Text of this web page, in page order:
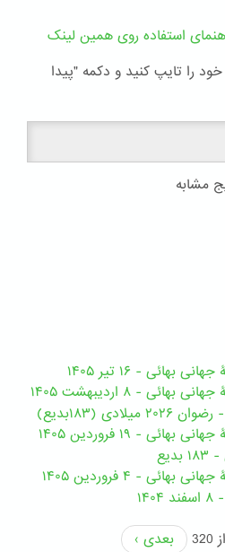
استفاده روی همین لینک
را تایپ کنید و دکمه "پیدا
مشابه
بهائی - ۱۶ تیر ۱۴۰۵
- ۸ اردیبهشت ۱۴۰۵
(۱۸۳بدیع)
- ۱۹ فروردین ۱۴۰۵
- ۴ فروردین ۱۴۰۵
بعدی ›